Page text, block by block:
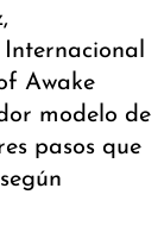
Awake
modelo de
pasos que